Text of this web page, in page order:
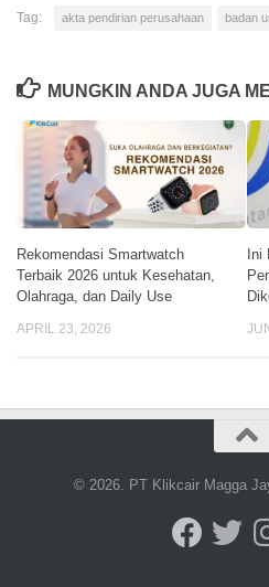
Tag: akta pendirian perusahaan badan
MUNGKIN ANDA JUGA
Rekomendasi Smartwatch
Terbaik 2026 untuk Kesehatan,
Olahraga, dan Daily Use
APRIL 23, 2026
© 2026. PT Klikcair Magga